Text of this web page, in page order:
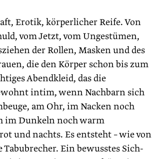
Erotik, körperlicher Reife. Von
vom Jetzt, vom Ungestümen,
der Rollen, Masken und des
die den Körper schon bis zum
Abendkleid, das die
intim, wenn Nachbarn sich
am Ohr, im Nacken noch
im Dunkeln noch warm
und nachts. Es entsteht – wie von
Ein bewusstes Sich-